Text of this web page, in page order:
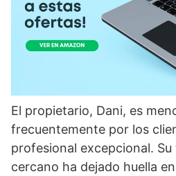
El propietario, Dani, es
frecuentemente por los
profesional excepcional.
cercano ha dejado huella